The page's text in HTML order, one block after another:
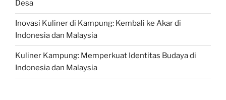
Desa
Inovasi Kuliner di Kampung: Kembali ke Akar di
Indonesia dan Malaysia
Kuliner Kampung: Memperkuat Identitas Budaya di
Indonesia dan Malaysia